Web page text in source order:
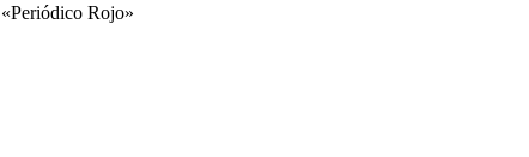
«Periódico Rojo»